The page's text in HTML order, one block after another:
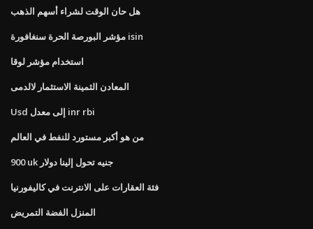
هل حان الوقت لشراء أسهم الذهب
مؤشر البورصة الحرة سنغافورة isin
استخدام مؤشر لوقا
المعادن الثمينة الاستثمار لالدمى
Usd إلى معدل inr rbi
من هو أكبر مستورد للنفط في العالم
900 uk جنيه تحول إلينا دولار
فئة العقارات على الانترنت في كاليفورنيا
المنزل الفضة التمريض